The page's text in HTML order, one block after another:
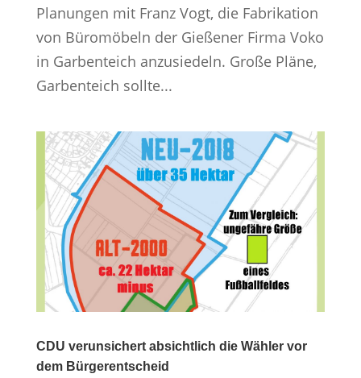
Planungen mit Franz Vogt, die Fabrikation
von Büromöbeln der Gießener Firma Voko
in Garbenteich anzusiedeln. Große Pläne,
Garbenteich sollte...
CDU verunsichert absichtlich die Wähler vor
dem Bürgerentscheid